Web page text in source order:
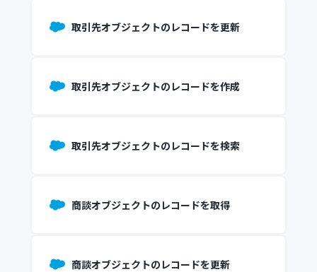
取引先オブジェクトのレコードを更新
取引先オブジェクトのレコードを作成
取引先オブジェクトのレコードを検索
商談オブジェクトのレコードを取得
商談オブジェクトのレコードを更新